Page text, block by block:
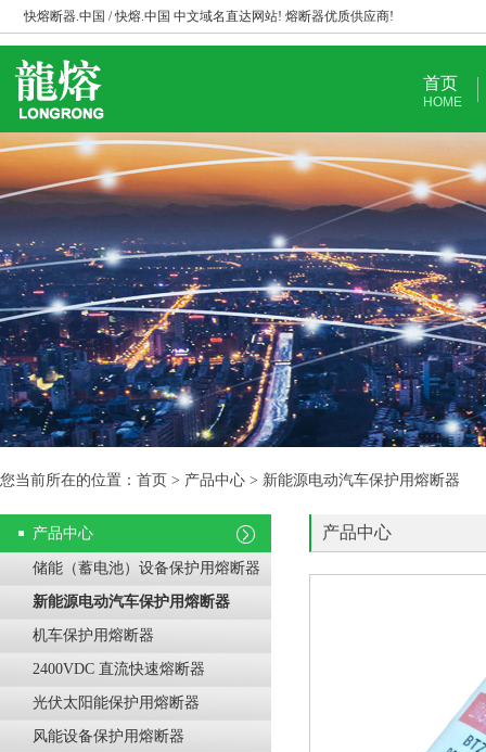
快熔断器.中国 / 快熔.中国 中文域名直达网站! 熔断器优质供应商!
首页
HOME
您当前所在的位置：首页 > 产品中心 > 新能源电动汽车保护用熔断器
产品中心
储能（蓄电池）设备保护用熔断器
新能源电动汽车保护用熔断器
机车保护用熔断器
2400VDC 直流快速熔断器
光伏太阳能保护用熔断器
风能设备保护用熔断器
产品中心